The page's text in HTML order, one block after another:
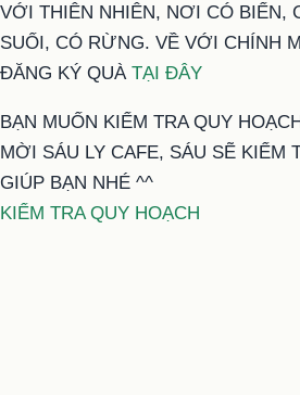
VỚI THIÊN NHIÊN, NƠI CÓ BIỂN,
SUỐI, CÓ RỪNG. VỀ VỚI CHÍNH
ĐĂNG KÝ QUÀ TẠI ĐÂY
BẠN MUỐN KIỂM TRA QUY
MỜI SÁU LY CAFE, SÁU SẼ KIỂM
GIÚP BẠN NHÉ ^^
KIỂM TRA QUY HOẠCH